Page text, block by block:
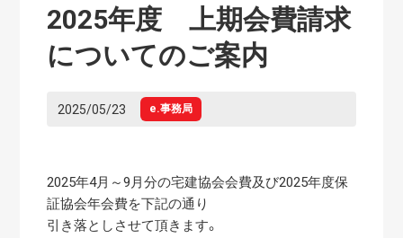
2025年度 上期会費請求
についてのご案内
2025/05/23 e.事務局
2025年4月～9月分の宅建協会会費及び2025年度保
証協会年会費を下記の通り
引き落としさせて頂きます。